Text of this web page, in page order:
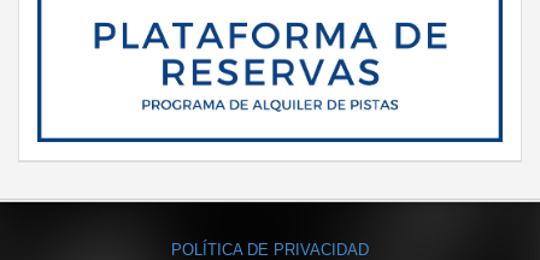
POLÍTICA DE PRIVACIDAD